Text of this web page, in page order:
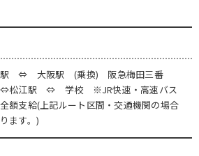
駅 ⇔ 大阪駅 (乗換) 阪急梅田三番
江駅 ⇔ 学校 ※JR快速・高速バス
額支給(上記ルート区間・交通機関の場合
ます。)